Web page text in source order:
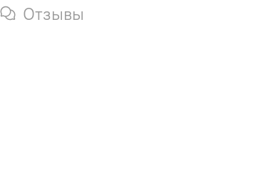
Отзывы